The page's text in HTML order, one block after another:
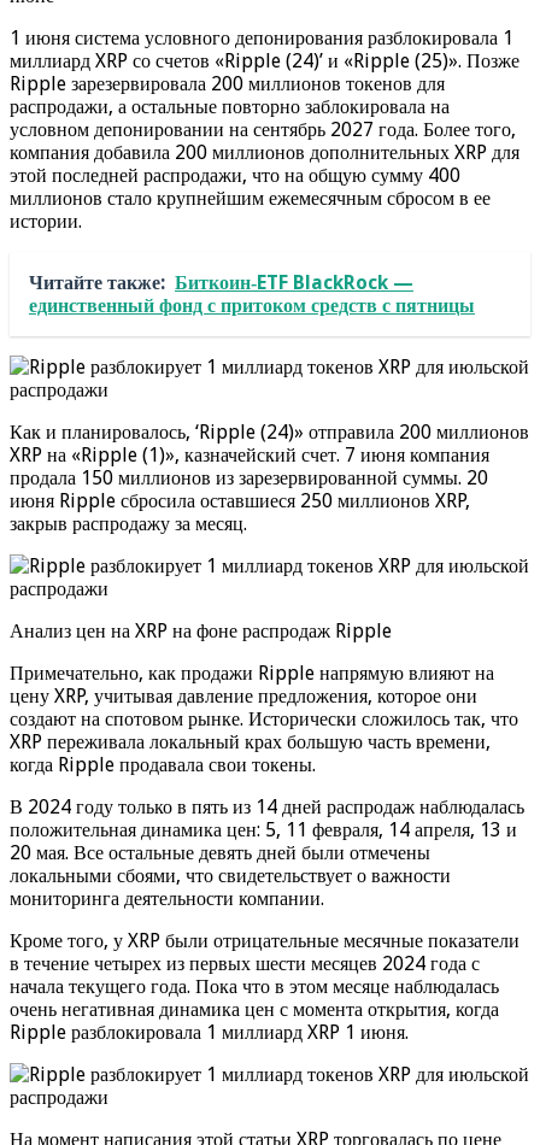
1 июня система условного депонирования разблокировала 1
миллиард XRP со счетов «Ripple (24)’ и «Ripple (25)». Позже
Ripple зарезервировала 200 миллионов токенов для
распродажи, а остальные повторно заблокировала на
условном депонировании на сентябрь 2027 года. Более того,
компания добавила 200 миллионов дополнительных XRP для
этой последней распродажи, что на общую сумму 400
миллионов стало крупнейшим ежемесячным сбросом в ее
истории.
Читайте также: Биткоин‑ETF BlackRock —
единственный фонд с притоком средств с пятницы
Как и планировалось, ‘Ripple (24)» отправила 200 миллионов
XRP на «Ripple (1)», казначейский счет. 7 июня компания
продала 150 миллионов из зарезервированной суммы. 20
июня Ripple сбросила оставшиеся 250 миллионов XRP,
закрыв распродажу за месяц.
Анализ цен на XRP на фоне распродаж Ripple
Примечательно, как продажи Ripple напрямую влияют на
цену XRP, учитывая давление предложения, которое они
создают на спотовом рынке. Исторически сложилось так, что
XRP переживала локальный крах большую часть времени,
когда Ripple продавала свои токены.
В 2024 году только в пять из 14 дней распродаж наблюдалась
положительная динамика цен: 5, 11 февраля, 14 апреля, 13 и
20 мая. Все остальные девять дней были отмечены
локальными сбоями, что свидетельствует о важности
мониторинга деятельности компании.
Кроме того, у XRP были отрицательные месячные показатели
в течение четырех из первых шести месяцев 2024 года с
начала текущего года. Пока что в этом месяце наблюдалась
очень негативная динамика цен с момента открытия, когда
Ripple разблокировала 1 миллиард XRP 1 июня.
На момент написания этой статьи XRP торговалась по цене